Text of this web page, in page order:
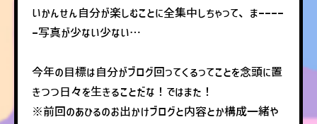
いかんせん自分が楽しむことに全集中しちゃって、まーーーー
ー写真が少ない少ない…
今年の目標は自分がブログ回ってくるってことを念頭に置
きつつ日々を生きることだな！ではまた！
※前回のあひるのお出かけブログと内容とか構成一緒や